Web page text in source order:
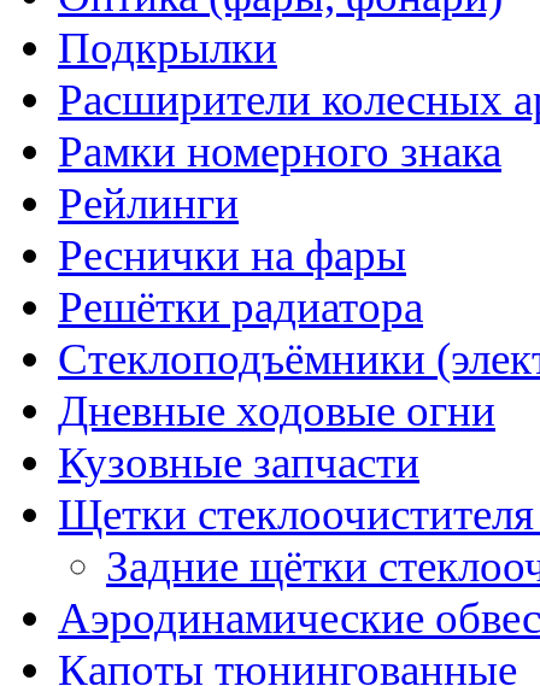
Подкрылки
Расширители колесных
Рамки номерного знака
Рейлинги
Реснички на фары
Решётки радиатора
Стеклоподъёмники
Дневные ходовые огни
Кузовные запчасти
Щетки
Задние щётки
Аэродинамические
Капоты тюнингованные